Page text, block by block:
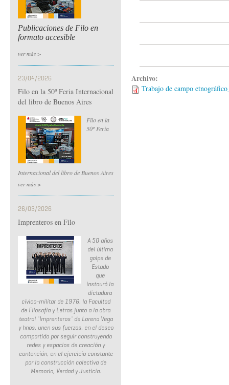
Publicaciones de Filo en
formato accesible
ver más >
23/04/2026
Filo en la 50º Feria Internacional
del libro de Buenos Aires
Filo en la
50º Feria
Internacional del libro de Buenos Aires
ver más >
26/03/2026
Imprenteros en Filo
A 50 años
del último
golpe de
Estado
que
instauró la
dictadura
cívico-militar de 1976, la Facultad
de Filosofía y Letras junto a la obra
teatral ¨Imprenteros¨ de Lorena Vega
y hnos, unen sus fuerzas, en el deseo
compartido por seguir construyendo
redes y espacios de creación y
contención, en el ejercicio constante
por la construcción colectiva de
Memoria, Verdad y Justicia.
Archivo:
Trabajo de campo